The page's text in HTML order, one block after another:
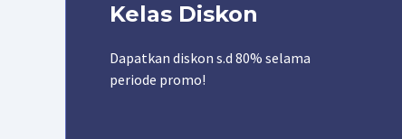
Kelas Diskon
Dapatkan diskon s.d 80% selama
periode promo!